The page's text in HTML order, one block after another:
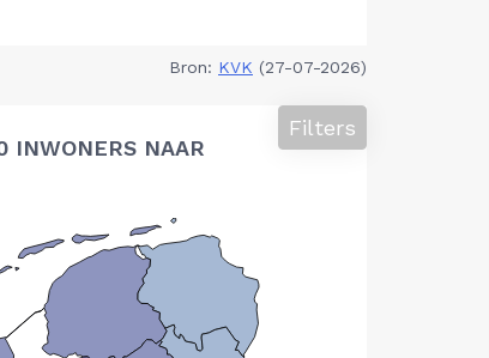
Bron: KVK (27-07-2026)
INWONERS NAAR
Filters